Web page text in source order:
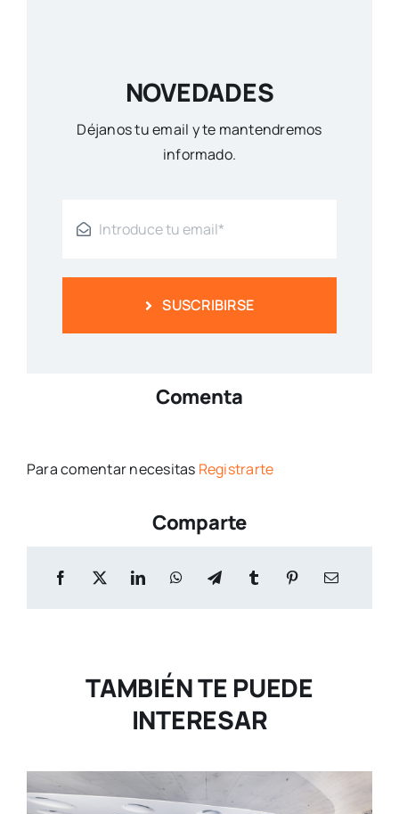
NOVEDADES
Déjanos tu email y te mantendremos
informado.
SUSCRIBIRSE
Comenta
Para comentar necesitas Registrarte
Comparte
TAMBIÉN TE PUEDE
INTERESAR